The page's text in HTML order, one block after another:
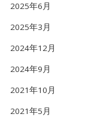
2025年6月
2025年3月
2024年12月
2024年9月
2021年10月
2021年5月